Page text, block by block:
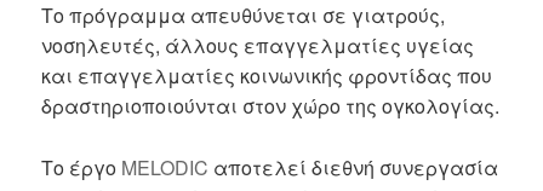
Το πρόγραμμα απευθύνεται σε γιατρούς,
νοσηλευτές, άλλους επαγγελματίες υγείας
και επαγγελματίες κοινωνικής φροντίδας που
δραστηριοποιούνται στον χώρο της ογκολογίας.
Το έργο MELODIC αποτελεί διεθνή συνεργασία